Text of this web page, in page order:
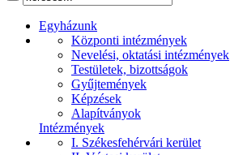
Egyházunk
Központi intézmények
Nevelési, oktatási intézmények
Testületek, bizottságok
Gyűjtemények
Képzések
Alapítványok
Intézmények
I. Székesfehérvári kerület